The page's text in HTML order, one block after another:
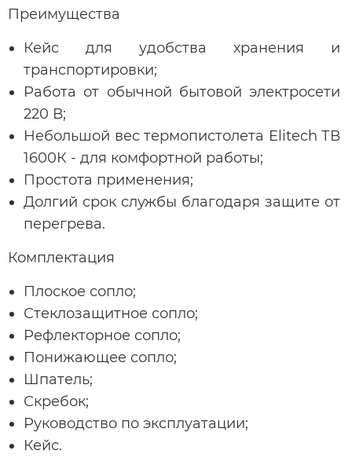
Преимущества
Кейс для удобства хранения и
транспортировки;
Работа от обычной бытовой электросети
220 В;
Небольшой вес термопистолета Elitech ТВ
1600К - для комфортной работы;
Простота применения;
Долгий срок службы благодаря защите от
перегрева.
Комплектация
Плоское сопло;
Стеклозащитное сопло;
Рефлекторное сопло;
Понижающее сопло;
Шпатель;
Скребок;
Руководство по эксплуатации;
Кейс.